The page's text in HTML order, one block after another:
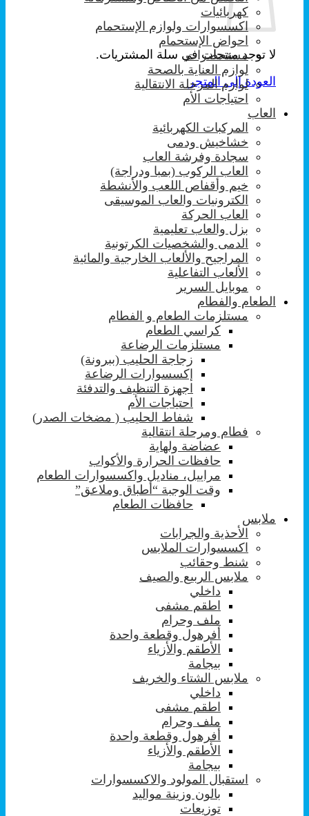
لا توجد منتجات في سلة المشتريات.
العودة إلى المتجر
كهربائيات
اكسسوارات ولوازم الإستحمام
احواض الإستحمام
مستحضرات
لوازم العناية بالصحة
لوازم المرحلة الانتقالية
احتياجات الأم
العاب
المركبات الكهربائية
خشاخيش ودمى
سجادة وفرشة العاب
العاب الركوب (بمبا ودراجة)
خيم وأقفاص اللعب والأنشطة
الكترونيات والعاب الموسيقى
العاب الحركة
بزل والعاب تعليمية
الدمى والشخصيات الكرتونية
المراجيح والألعاب الخارجية والمائية
الألعاب التفاعلية
موبايل السرير
الطعام والفطام
مستلزمات الطعام و الفطام
كراسي الطعام
مستلزمات الرضاعة
زجاجة الحليب (ببرونة)
إكسسوارات الرضاعة
اجهزة التنظيف والتدفئة
احتياجات الأم
شفاط الحليب ( مضخات الصدر)
فطام ومرحلة انتقالية
عضاضة ولهاية
حافظات الحرارة والأكواب
مراييل، مناديل واكسسوارات الطعام
وقت الوجبة “أطباق وملاعق”
حافظات الطعام
ملابس
الأحذية والجرابات
اكسسوارات الملابس
شنط وحقائب
ملابس الربيع والصيف
داخلي
اطقم مشفى
ملف وحرام
أفرهول وقطعة واحدة
الأطقم والأزياء
بيجامة
ملابس الشتاء والخريف
داخلي
اطقم مشفى
ملف وحرام
أفرهول وقطعة واحدة
الأطقم والأزياء
بيجامة
استقبال المولود والاكسسوارات
بالون وزينة مواليد
توزيعات